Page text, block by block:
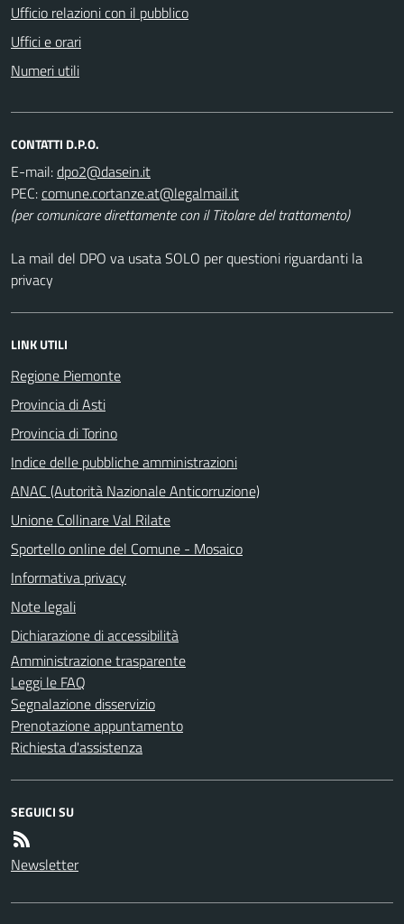
Ufficio relazioni con il pubblico
Uffici e orari
Numeri utili
CONTATTI D.P.O.
E-mail:
PEC:
(per comunicare direttamente con il Titolare del trattamento)
La mail del DPO va usata SOLO per questioni riguardanti la
privacy
LINK UTILI
Regione Piemonte
Provincia di Asti
Provincia di Torino
Indice delle pubbliche amministrazioni
ANAC (Autorità Nazionale Anticorruzione)
Unione Collinare Val Rilate
Sportello online del Comune - Mosaico
Informativa privacy
Note legali
Dichiarazione di accessibilità
Amministrazione trasparente
Leggi le FAQ
Segnalazione disservizio
Prenotazione appuntamento
Richiesta d'assistenza
SEGUICI SU
Newsletter